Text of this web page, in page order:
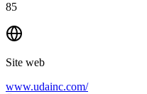
85
Site web
www.udainc.com/